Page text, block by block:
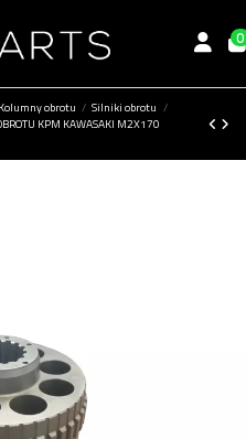
0
obrotu
Silniki obrotu
KPM KAWASAKI M2X170